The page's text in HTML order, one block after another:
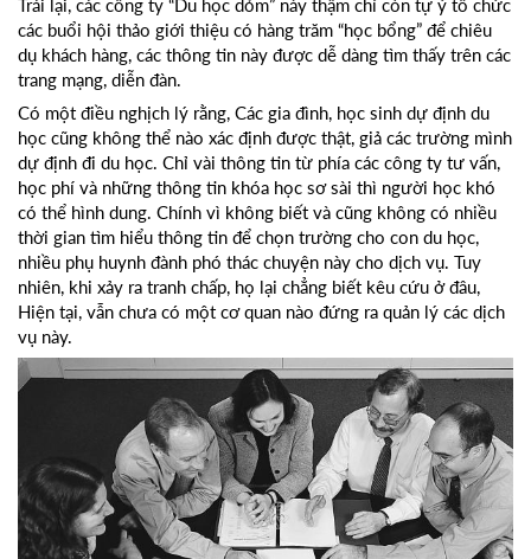
Trái lại, các công ty “Du học dỏm” này thậm chí còn tự ý tổ chức
các buổi hội thảo giới thiệu có hàng trăm “học bổng” để chiêu
dụ khách hàng, các thông tin này được dễ dàng tìm thấy trên các
trang mạng, diễn đàn.
Có một điều nghịch lý rằng, Các gia đình, học sinh dự định du
học cũng không thể nào xác định được thật, giả các trường mình
dự định đi du học. Chỉ vài thông tin từ phía các công ty tư vấn,
học phí và những thông tin khóa học sơ sài thì người học khó
có thể hình dung. Chính vì không biết và cũng không có nhiều
thời gian tìm hiểu thông tin để chọn trường cho con du học,
nhiều phụ huynh đành phó thác chuyện này cho dịch vụ. Tuy
nhiên, khi xảy ra tranh chấp, họ lại chẳng biết kêu cứu ở đâu,
Hiện tại, vẫn chưa có một cơ quan nào đứng ra quản lý các dịch
vụ này.